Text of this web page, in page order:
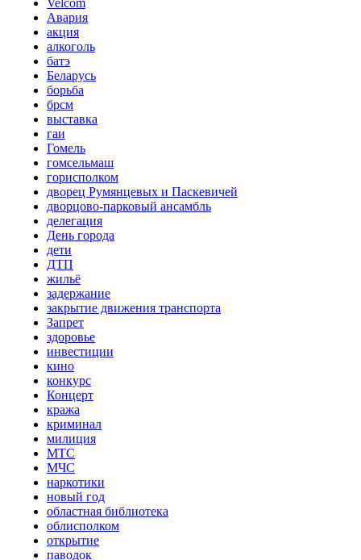
Velcom
Авария
акция
алкоголь
батэ
Беларусь
борьба
брсм
выставка
гаи
Гомель
гомсельмаш
горисполком
дворец Румянцевых и Паскевичей
дворцово-парковый ансамбль
делегация
День города
дети
ДТП
жильё
задержание
закрытие движения транспорта
Запрет
здоровье
инвестиции
кино
конкурс
Концерт
кража
криминал
милиция
МТС
МЧС
наркотики
новый год
областная библиотека
облисполком
открытие
паводок